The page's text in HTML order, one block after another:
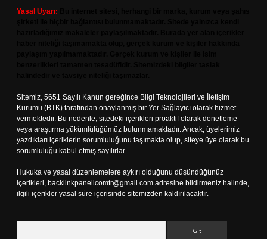
Yasal Uyarı:
Sitemiz, 5651 Sayılı Kanun gereğince Bilgi Teknolojileri ve İletişim
Kurumu (BTK) tarafından onaylanmış bir Yer Sağlayıcı olarak hizmet
vermektedir. Bu nedenle, sitedeki içerikleri proaktif olarak denetleme
veya araştırma yükümlülüğümüz bulunmamaktadır. Ancak, üyelerimiz
yazdıkları içeriklerin sorumluluğunu taşımakta olup, siteye üye olarak bu
sorumluluğu kabul etmiş sayılırlar.
Hukuka ve yasal düzenlemelere aykırı olduğunu düşündüğünüz
içerikleri, backlinkpanelicomtr@gmail.com adresine bildirmeniz halinde,
ilgili içerikler yasal süre içerisinde sitemizden kaldırılacaktır.